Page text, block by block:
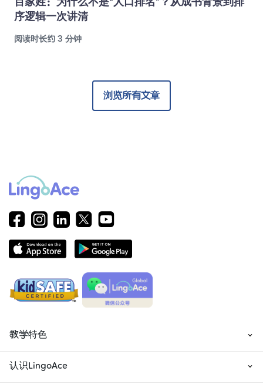
百家姓：为什么不是“人口排名”？从成书背景到排
序逻辑一次讲清
阅读时长约 3 分钟
浏览所有文章
教学特色
认识LingoAce